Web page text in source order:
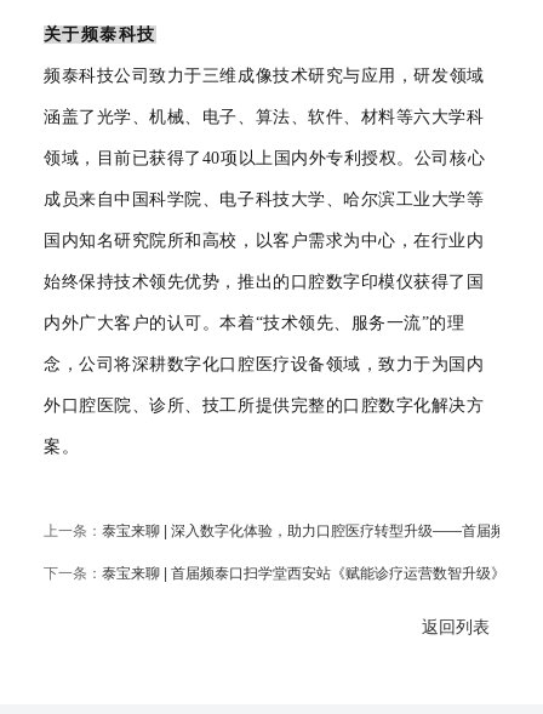
关于频泰科技
频泰科技公司致力于三维成像技术研究与应用，研发领域
涵盖了光学、机械、电子、算法、软件、材料等六大学科
领域，目前已获得了40项以上国内外专利授权。公司核心
成员来自中国科学院、电子科技大学、哈尔滨工业大学等
国内知名研究院所和高校，以客户需求为中心，在行业内
始终保持技术领先优势，推出的口腔数字印模仪获得了国
内外广大客户的认可。本着“技术领先、服务一流”的理
念，公司将深耕数字化口腔医疗设备领域，致力于为国内
外口腔医院、诊所、技工所提供完整的口腔数字化解决方
案。
上一条： 泰宝来聊 | 深入数字化体验，助力口腔医疗转型升级——首届频泰杯
下一条： 泰宝来聊 | 首届频泰口扫学堂西安站《赋能诊疗运营数智升级》成功
返回列表